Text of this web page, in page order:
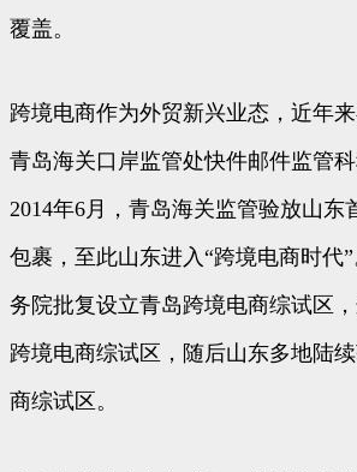
覆盖。
跨境电商作为外贸新兴业态，近年来
青岛海关口岸监管处快件邮件监管
2014年6月，青岛海关监管验放山东
包裹，至此山东进入“跨境电商时代”
务院批复设立青岛跨境电商综试区
跨境电商综试区，随后山东多地陆
商综试区。